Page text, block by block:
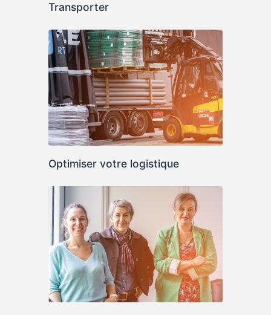
Transporter
Optimiser votre logistique